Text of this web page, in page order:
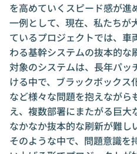
を高めていくスピード感が
一例として、現在、私たちが
ているプロジェクトでは、
わる基幹システムの抜本的な
対象のシステムは、長年パッ
ける中で、ブラックボックス
など様々な問題を抱えながら
え、複数部署にまたがる巨大
なかなか抜本的な刷新が難し
そのような中で、問題意識を